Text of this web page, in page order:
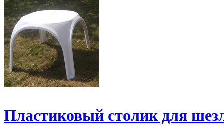
Пластиковый столик для